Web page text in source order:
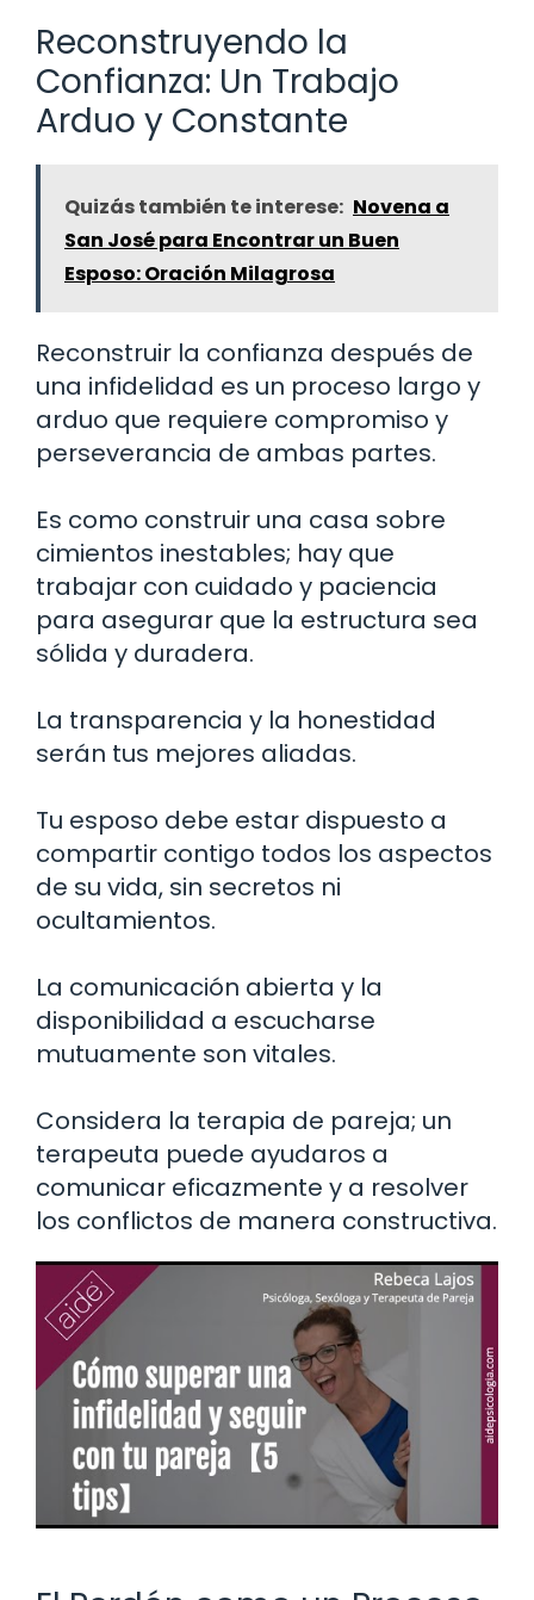
Reconstruyendo la
Confianza: Un Trabajo
Arduo y Constante
Quizás también te interese: Novena a
San José para Encontrar un Buen
Esposo: Oración Milagrosa
Reconstruir la confianza después de
una infidelidad es un proceso largo y
arduo que requiere compromiso y
perseverancia de ambas partes.
Es como construir una casa sobre
cimientos inestables; hay que
trabajar con cuidado y paciencia
para asegurar que la estructura sea
sólida y duradera.
La transparencia y la honestidad
serán tus mejores aliadas.
Tu esposo debe estar dispuesto a
compartir contigo todos los aspectos
de su vida, sin secretos ni
ocultamientos.
La comunicación abierta y la
disponibilidad a escucharse
mutuamente son vitales.
Considera la terapia de pareja; un
terapeuta puede ayudaros a
comunicar eficazmente y a resolver
los conflictos de manera constructiva.